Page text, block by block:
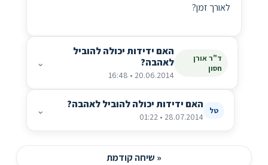
לאורך זמן?
ד"ר אורן
חסון
האם ידידות יכולה להוביל
לאהבה?
20.06.2014 • 16:48
⌄
טל האם ידידות יכולה להוביל לאהבה?
28.07.2014 • 01:22
⌄
« שיחה קודמת